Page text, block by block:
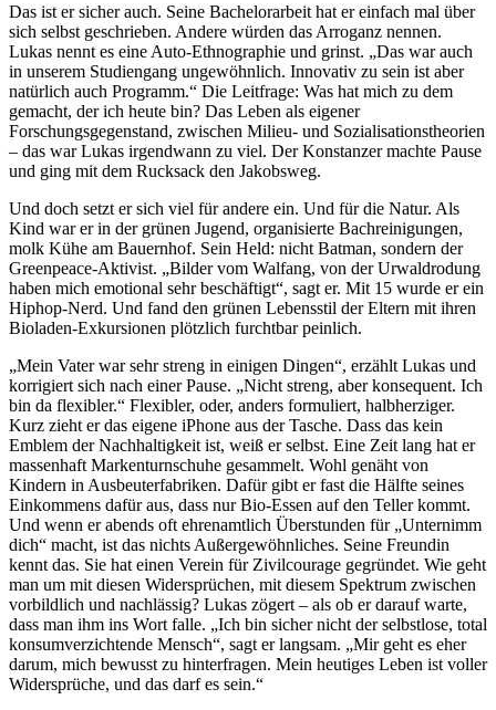
Das ist er sicher auch. Seine Bachelorarbeit hat er einfach mal über
sich selbst geschrieben. Andere würden das Arroganz nennen.
Lukas nennt es eine Auto-Ethnographie und grinst. „Das war auch
in unserem Studiengang ungewöhnlich. Innovativ zu sein ist aber
natürlich auch Programm.“ Die Leitfrage: Was hat mich zu dem
gemacht, der ich heute bin? Das Leben als eigener
Forschungsgegenstand, zwischen Milieu- und Sozialisationstheorien
– das war Lukas irgendwann zu viel. Der Konstanzer machte Pause
und ging mit dem Rucksack den Jakobsweg.
Und doch setzt er sich viel für andere ein. Und für die Natur. Als
Kind war er in der grünen Jugend, organisierte Bachreinigungen,
molk Kühe am Bauernhof. Sein Held: nicht Batman, sondern der
Greenpeace-Aktivist. „Bilder vom Walfang, von der Urwaldrodung
haben mich emotional sehr beschäftigt“, sagt er. Mit 15 wurde er ein
Hiphop-Nerd. Und fand den grünen Lebensstil der Eltern mit ihren
Bioladen-Exkursionen plötzlich furchtbar peinlich.
„Mein Vater war sehr streng in einigen Dingen“, erzählt Lukas und
korrigiert sich nach einer Pause. „Nicht streng, aber konsequent. Ich
bin da flexibler.“ Flexibler, oder, anders formuliert, halbherziger.
Kurz zieht er das eigene iPhone aus der Tasche. Dass das kein
Emblem der Nachhaltigkeit ist, weiß er selbst. Eine Zeit lang hat er
massenhaft Markenturnschuhe gesammelt. Wohl genäht von
Kindern in Ausbeuterfabriken. Dafür gibt er fast die Hälfte seines
Einkommens dafür aus, dass nur Bio-Essen auf den Teller kommt.
Und wenn er abends oft ehrenamtlich Überstunden für „Unternimm
dich“ macht, ist das nichts Außergewöhnliches. Seine Freundin
kennt das. Sie hat einen Verein für Zivilcourage gegründet. Wie geht
man um mit diesen Widersprüchen, mit diesem Spektrum zwischen
vorbildlich und nachlässig? Lukas zögert – als ob er darauf warte,
dass man ihm ins Wort falle. „Ich bin sicher nicht der selbstlose, total
konsumverzichtende Mensch“, sagt er langsam. „Mir geht es eher
darum, mich bewusst zu hinterfragen. Mein heutiges Leben ist voller
Widersprüche, und das darf es sein.“